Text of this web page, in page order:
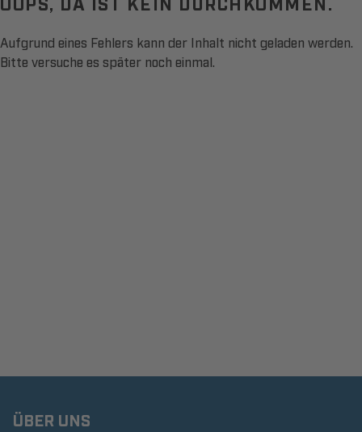
Aufgrund eines Fehlers kann der Inhalt nicht geladen werden.
Bitte versuche es später noch einmal.
ÜBER UNS